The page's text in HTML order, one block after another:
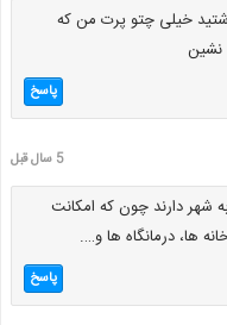
خیلی چتو پرت من که
نشین
پاسخ
5 سال قبل
شهر دارند چون که امکانت
ها، درمانگاه ها و….
پاسخ